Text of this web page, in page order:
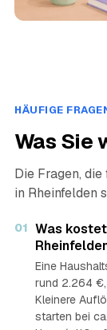
HÄUFIGE
Was Sie
Die Fragen,
in Rheinfelden
01 Was
Eine
rund 2.264
Kleinere
starten bei